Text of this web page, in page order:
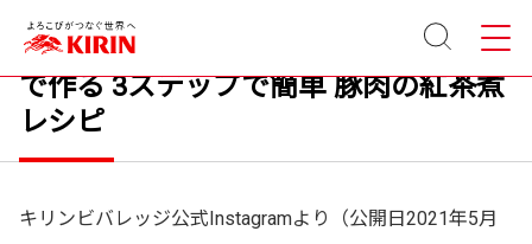
サイト
内検索
メニュ
ー
「キリン 午後の紅茶 おいしい無糖」
で作る 3ステップで簡単 豚肉の紅茶煮
レシピ
キリンビバレッジ公式Instagramより（公開日2021年5月